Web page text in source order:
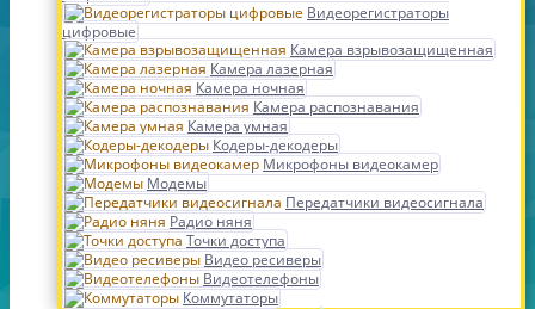
Видеорегистраторы
цифровые
Камера взрывозащищенная
Камера лазерная
Камера ночная
Камера распознавания
Камера умная
Кодеры-декодеры
Микрофоны видеокамер
Модемы
Передатчики видеосигнала
Радио няня
Точки доступа
Видео ресиверы
Видеотелефоны
Коммутаторы